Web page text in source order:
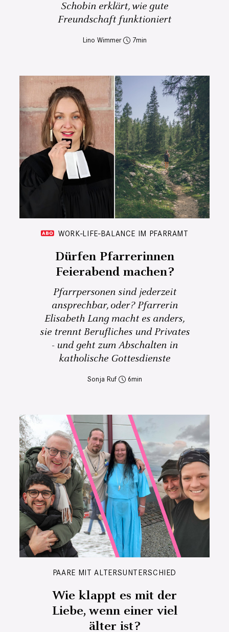
Schobin erklärt, wie gute
Freundschaft funktioniert
Lino Wimmer 7
WORK-LIFE-BALANCE IM PFARRAMT
Dürfen Pfarrerinnen
Feierabend machen?
Pfarrpersonen sind jederzeit
ansprechbar, oder? Pfarrerin
Elisabeth Lang macht es anders,
sie trennt Berufliches und Privates
- und geht zum Abschalten in
katholische Gottesdienste
Sonja Ruf 6
PAARE MIT ALTERSUNTERSCHIED
Wie klappt es mit der
Liebe, wenn einer viel
älter ist?